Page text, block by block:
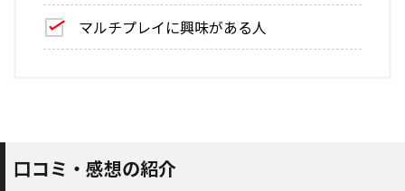
マルチプレイに興味がある人
口コミ・感想の紹介